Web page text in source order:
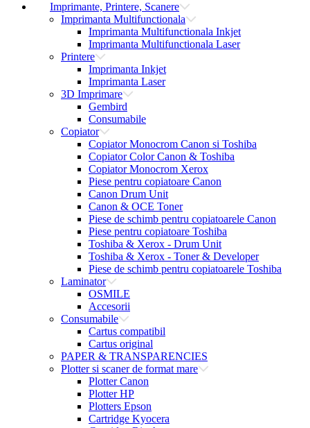
Imprimante, Printere, Scanere
Imprimanta Multifunctionala
Imprimanta Multifunctionala Inkjet
Imprimanta Multifunctionala Laser
Printere
Imprimanta Inkjet
Imprimanta Laser
3D Imprimare
Gembird
Consumabile
Copiator
Copiator Monocrom Canon si Toshiba
Copiator Color Canon & Toshiba
Copiator Monocrom Xerox
Piese pentru copiatoare Canon
Canon Drum Unit
Canon & OCE Toner
Piese de schimb pentru copiatoarele Canon
Piese pentru copiatoare Toshiba
Toshiba & Xerox - Drum Unit
Toshiba & Xerox - Toner & Developer
Piese de schimb pentru copiatoarele Toshiba
Laminator
OSMILE
Accesorii
Consumabile
Cartus compatibil
Cartus original
PAPER & TRANSPARENCIES
Plotter si scaner de format mare
Plotter Canon
Plotter HP
Plotters Epson
Cartridge Kyocera